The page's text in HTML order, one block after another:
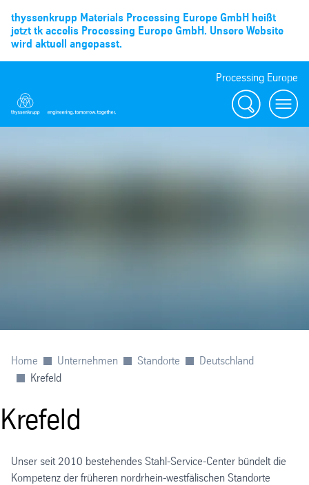
thyssenkrupp Materials Processing Europe GmbH heißt
jetzt tk accelis Processing Europe GmbH. Unsere Website
wird aktuell angepasst.
Processing Europe
Suche
menu
Home Unternehmen Standorte
Deutschland
Krefeld
Krefeld
Unser seit 2010 bestehendes Stahl-Service-Center bündelt die
Kompetenz der früheren nordrhein-westfälischen Standorte